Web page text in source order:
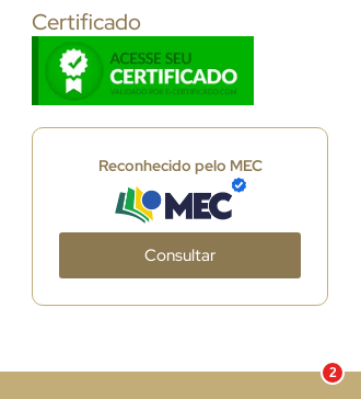
2
Certificado
Reconhecido pelo MEC
Consultar